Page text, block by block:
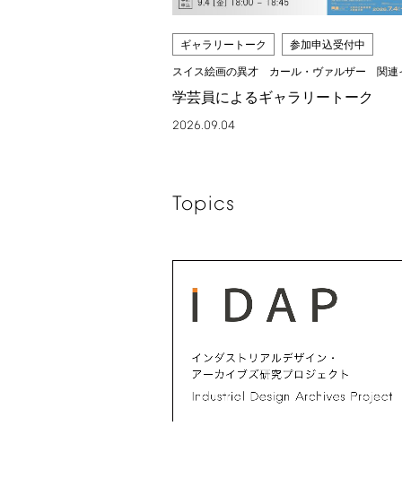
ギャラリートーク 参加申込受付中
スイス絵画の異才 カール・ヴァルザー 関連
学芸員によるギャラリートーク
2026.09.04
Topics